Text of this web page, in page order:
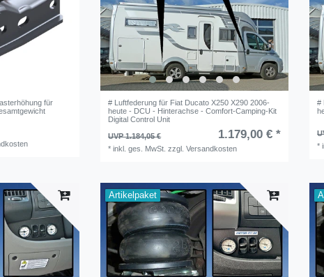
für
# Luftfederung für Fiat Ducato X250 X290 2006-
heute - DCU - Hinterachse - Comfort-Camping-Kit
Digital Control Unit
UVP 1.184,05 €
1.179,00 € *
*inkl. ges. MwSt. zzgl.Versandkosten
#
*
Artikelpaket